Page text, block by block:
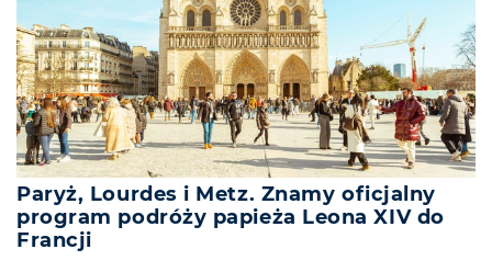
Paryż, Lourdes i Metz. Znamy oficjalny
program podróży papieża Leona XIV do
Francji